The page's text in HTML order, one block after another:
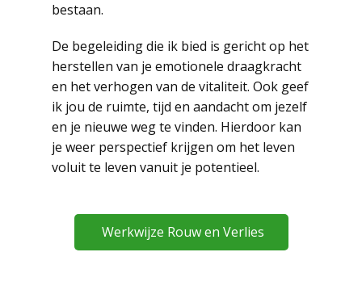
bestaan.
De begeleiding die ik bied is gericht op het
herstellen van je emotionele draagkracht
en het verhogen van de vitaliteit. Ook geef
ik jou de ruimte, tijd en aandacht om jezelf
en je nieuwe weg te vinden. Hierdoor kan
je weer perspectief krijgen om het leven
voluit te leven vanuit je potentieel.
Werkwijze Rouw en Verlies